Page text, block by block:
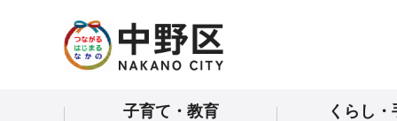
子育て・教育 くらし・